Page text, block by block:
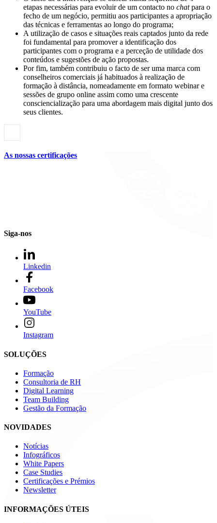
etapas necessárias para evoluir de um contacto no chatpara o
fecho de um negócio, permitiu aos participantes a apropriação
das técnicas e ferramentas ao longo do programa;
A utilização de casos e situações reais captados junto da rede
foi fundamental para promover a identificação dos
participantes com o programa e a perceção de utilidade dos
conteúdos e sugestões de ação propostas.
Por fim, também contribuiu o facto de ser uma marca com
conselheiros comerciais já habituados à realização de
formação à distância, nomeadamente em formato webinar e
sessões de grupo online assim como uma crescente
consciencialização para uma abordagem mais digital junto dos
seus clientes.
As nossas certificações
Siga-nos
Linkedin
Facebook
YouTube
Instagram
SOLUÇÕES
Formação
Consultoria de RH
Digital Learning
Team Building
Gestão da Formação
NOVIDADES
Notícias
Infográficos
White Papers
Case Studies
Certificações e Prémios
Newsletter
INFORMAÇÕES ÚTEIS